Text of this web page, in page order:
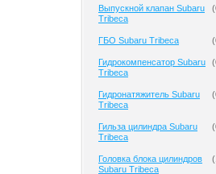
Выпускной клапан Subaru
Tribeca
(
ГБО Subaru Tribeca (
Гидрокомпенсатор Subaru
Tribeca
(
Гидронатяжитель Subaru
Tribeca
(
Гильза цилиндра Subaru
Tribeca
(
Головка блока цилиндров
Subaru Tribeca
(